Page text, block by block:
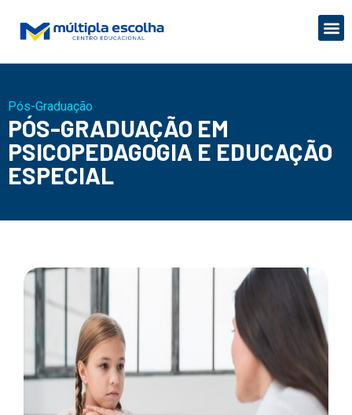
Pós-Graduação
PÓS-GRADUAÇÃO EM
PSICOPEDAGOGIA E EDUCAÇÃO
ESPECIAL